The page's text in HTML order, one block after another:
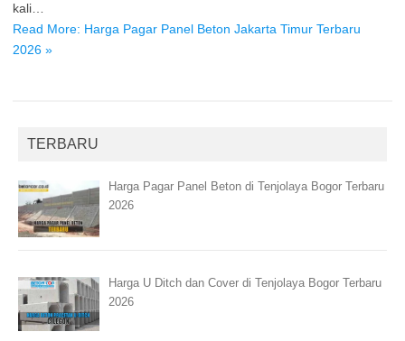
kali…
Read More: Harga Pagar Panel Beton Jakarta Timur Terbaru
2026 »
TERBARU
Harga Pagar Panel Beton di Tenjolaya Bogor Terbaru
2026
Harga U Ditch dan Cover di Tenjolaya Bogor Terbaru
2026